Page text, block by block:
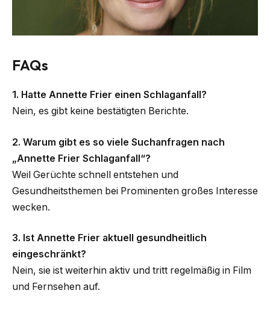
FAQs
1. Hatte Annette Frier einen Schlaganfall?
Nein, es gibt keine bestätigten Berichte.
2. Warum gibt es so viele Suchanfragen nach
„Annette Frier Schlaganfall“?
Weil Gerüchte schnell entstehen und
Gesundheitsthemen bei Prominenten großes Interesse
wecken.
3. Ist Annette Frier aktuell gesundheitlich
eingeschränkt?
Nein, sie ist weiterhin aktiv und tritt regelmäßig in Film
und Fernsehen auf.